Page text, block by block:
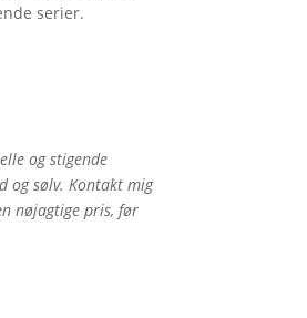
serier.
og stigende
og sølv. Kontakt mig
nøjagtige pris, før